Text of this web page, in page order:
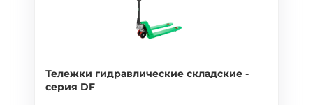
Тележки гидравлические складские -
серия DF